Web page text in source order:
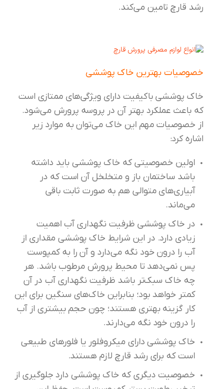
رشد قارچ تامین می‌کند.
خصوصیات بهترین خاک پوششی
خاک پوششی باکیفیت دارای ویژگی‌های ممتازی است
که باعث عملکرد بهتر آن در پروسه پرورش می‌شود.
از خصوصیات مهم این خاک می‌توان به موارد زیر
اشاره کرد:
اولین خصوصیتی که خاک پوششی باید داشته
باشد ساختمان باز و متخلخل آن است که در
آبیاری‌های متوالی هم به صورت ثابت باقی
می‌ماند.
در خاک پوششی ظرفیت نگهداری آب اهمیت
زیادی دارد. در این شرایط خاک پوششی مقداری از
آب را درون خود نگه می‌دارد و آن را به کمپوست
پس نمی‌دهد تا محیط پرورش مرطوب باشد. هر
چه خاک سبک‌تر باشد ظرفیت نگهداری آب در آن
کمتر خواهد بود؛ بنابراین خاک‌های سنگین برای این
کار گزینه بهتری هستند؛ چون حجم بیشتری از آب
را درون خود نگه می‌دارند.
خاک پوششی دارای میکروفلور یا فلورهای طبیعی
است که برای رشد قارچ لازم هستند.
خصوصیت دیگری که خاک پوششی دارد جلوگیری از